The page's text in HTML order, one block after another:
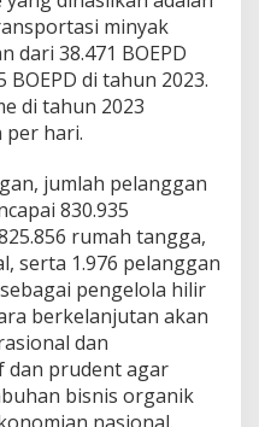
minyak
dari 38.471 BOEPD
BOEPD di tahun 2023.
di tahun 2023
hari.
jumlah pelanggan
830.935
rumah tangga,
serta 1.976 pelanggan
pengelola hilir
berkelanjutan akan
dan
dan prudent agar
bisnis organik